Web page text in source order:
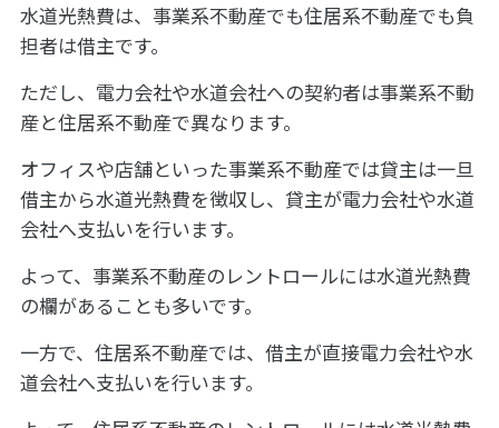
水道光熱費は、事業系不動産でも住居系不動産でも負
担者は借主です。
ただし、電力会社や水道会社への契約者は事業系不動
産と住居系不動産で異なります。
オフィスや店舗といった事業系不動産では貸主は一旦
借主から水道光熱費を徴収し、貸主が電力会社や水道
会社へ支払いを行います。
よって、事業系不動産のレントロールには水道光熱費
の欄があることも多いです。
一方で、住居系不動産では、借主が直接電力会社や水
道会社へ支払いを行います。